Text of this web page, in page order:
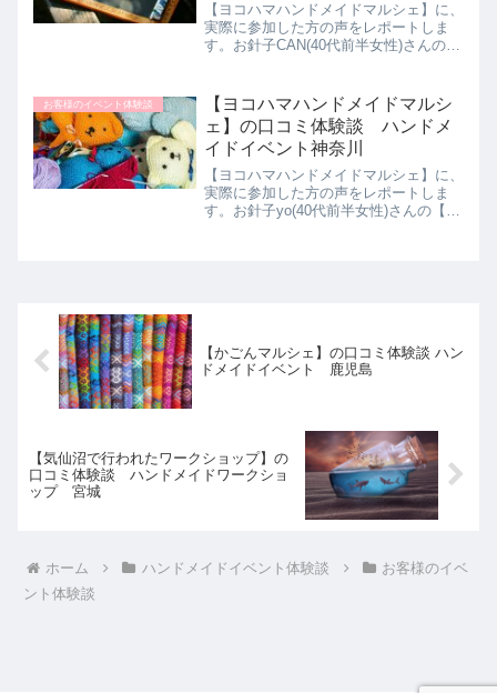
【ヨコハマハンドメイドマルシェ】に、
実際に参加した方の声をレポートしま
す。お針子CAN(40代前半女性)さんのヨ
やっていました。数年前に本格的に始め
たときにイベントや販...
お客様のイベント体験談
【ヨコハマハンドメイドマルシ
ェ】の口コミ体験談 ハンドメ
イドイベント神奈川
【ヨコハマハンドメイドマルシェ】に、
実際に参加した方の声をレポートしま
す。お針子yo(40代前半女性)さんの【ヨ
【かごんマルシェ】の口コミ体験談 ハン
ドメイドイベント 鹿児島
【気仙沼で行われたワークショップ】の
口コミ体験談 ハンドメイドワークショ
ップ 宮城
ホーム ハンドメイドイベント体験談
お客様のイベ
ント体験談